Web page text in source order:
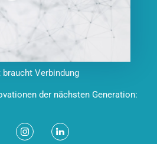
Verbindung
der nächsten Generation: